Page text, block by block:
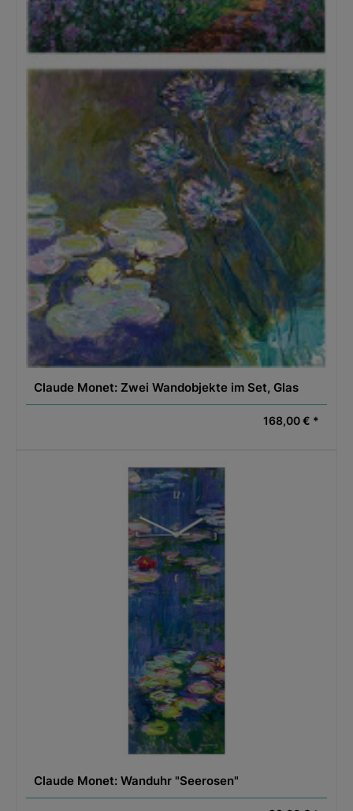
Claude Monet: Zwei Wandobjekte im Set, Glas
168,00 € *
Claude Monet: Wanduhr "Seerosen"